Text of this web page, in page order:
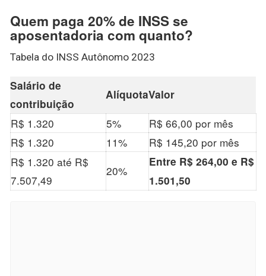
Quem paga 20% de INSS se
aposentadoria com quanto?
Tabela do INSS Autônomo 2023
Salário de
contribuição
AlíquotaValor
R$ 1.320 5%
R$ 66,00 por mês
R$ 1.320
11%
R$ 145,20 por mês
R$ 1.320 até R$
7.507,49
20%
Entre R$ 264,00 e R$
1.501,50